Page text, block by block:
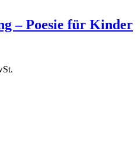
– Poesie für Kinder